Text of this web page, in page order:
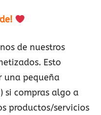
de nuestros
Esto
una pequeña
si compras algo a
productos/servicios